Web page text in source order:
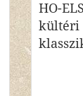
HO-
kültéri